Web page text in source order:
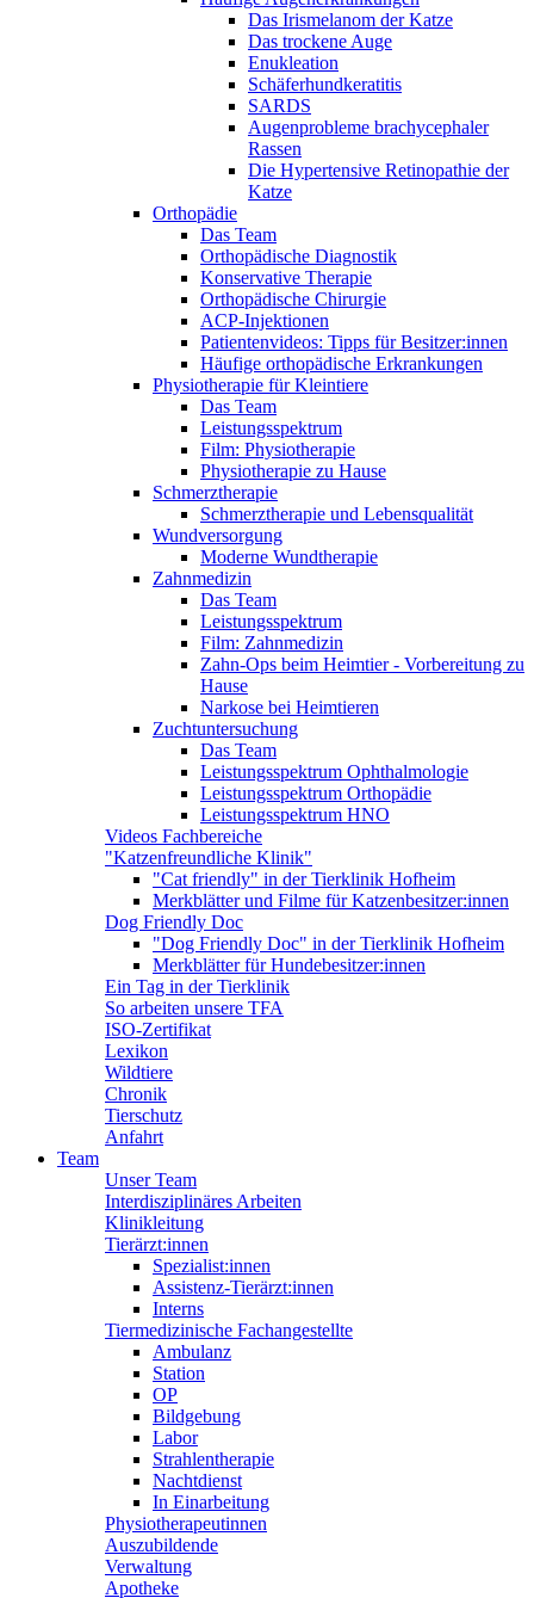
Das Irismelanom der Katze
Das trockene Auge
Enukleation
Schäferhundkeratitis
SARDS
Augenprobleme brachycephaler
Rassen
Die Hypertensive Retinopathie der
Katze
Orthopädie
Das Team
Orthopädische Diagnostik
Konservative Therapie
Orthopädische Chirurgie
ACP-Injektionen
Patientenvideos: Tipps für Besitzer:innen
Häufige orthopädische Erkrankungen
Physiotherapie für Kleintiere
Das Team
Leistungsspektrum
Film: Physiotherapie
Physiotherapie zu Hause
Schmerztherapie
Schmerztherapie und Lebensqualität
Wundversorgung
Moderne Wundtherapie
Zahnmedizin
Das Team
Leistungsspektrum
Film: Zahnmedizin
Zahn-Ops beim Heimtier - Vorbereitung zu
Hause
Narkose bei Heimtieren
Zuchtuntersuchung
Das Team
Leistungsspektrum Ophthalmologie
Leistungsspektrum Orthopädie
Leistungsspektrum HNO
Videos Fachbereiche
"Katzenfreundliche Klinik"
"Cat friendly" in der Tierklinik Hofheim
Merkblätter und Filme für Katzenbesitzer:innen
Dog Friendly Doc
"Dog Friendly Doc" in der Tierklinik Hofheim
Merkblätter für Hundebesitzer:innen
Ein Tag in der Tierklinik
So arbeiten unsere TFA
ISO-Zertifikat
Lexikon
Wildtiere
Chronik
Tierschutz
Anfahrt
Team
Unser Team
Interdisziplinäres Arbeiten
Klinikleitung
Tierärzt:innen
Spezialist:innen
Assistenz-Tierärzt:innen
Interns
Tiermedizinische Fachangestellte
Ambulanz
Station
OP
Bildgebung
Labor
Strahlentherapie
Nachtdienst
In Einarbeitung
Physiotherapeutinnen
Auszubildende
Verwaltung
Apotheke